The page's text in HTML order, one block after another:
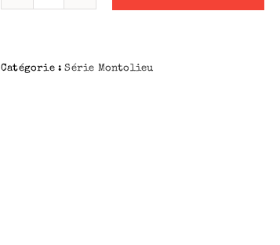
PIERRE
Catégorie :Série Montolieu